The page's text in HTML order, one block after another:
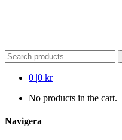
Search
for:
0 |0 kr
No products in the cart.
Navigera